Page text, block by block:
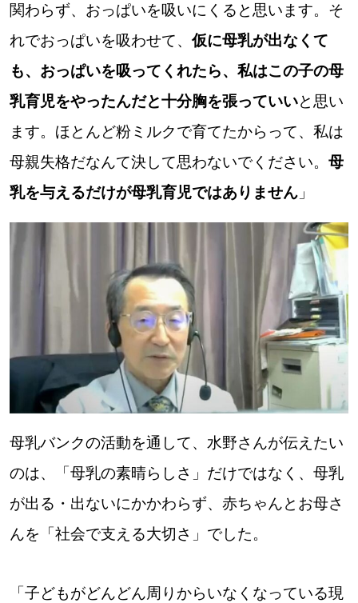
関わらず、おっぱいを吸いにくると思います。そ
れでおっぱいを吸わせて、 仮に母乳が出なくて
も、おっぱいを吸ってくれたら、私はこの子の母
乳育児をやったんだと十分胸を張っていいと思い
ます。ほとんど粉ミルクで育てたからって、私は
母親失格だなんて決して思わないでください。 母
乳を与えるだけが母乳育児ではありません」
母乳バンクの活動を通して、水野さんが伝えたい
のは、「母乳の素晴らしさ」だけではなく、母乳
が出る・出ないにかかわらず、赤ちゃんとお母さ
んを「社会で支える大切さ」でした。
「子どもがどんどん周りからいなくなっている現